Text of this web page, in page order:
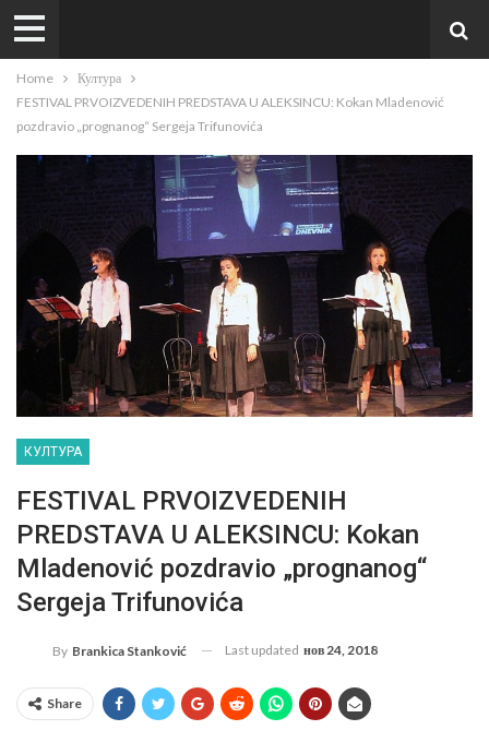
Home
Култура
FESTIVAL PRVOIZVEDENIH PREDSTAVA U ALEKSINCU: Kokan Mladenović
pozdravio „prognanog“ Sergeja Trifunovića
КУЛТУРА
FESTIVAL PRVOIZVEDENIH
PREDSTAVA U ALEKSINCU: Kokan
Mladenović pozdravio „prognanog“
Sergeja Trifunovića
By Brankica Stanković Last updated нов 24, 2018
Share